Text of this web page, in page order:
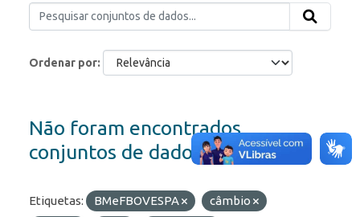
Ordenar por
Não foram encontrados
conjuntos de dados
Etiquetas: BMeFBOVESPA
câmbio